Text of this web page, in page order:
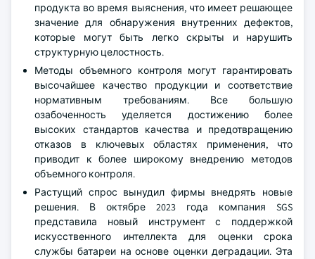
продукта во время выяснения, что имеет решающее
значение для обнаружения внутренних дефектов,
которые могут быть легко скрыты и нарушить
структурную целостность.
Методы объемного контроля могут гарантировать
высочайшее качество продукции и соответствие
нормативным требованиям. Все большую
озабоченность уделяется достижению более
высоких стандартов качества и предотвращению
отказов в ключевых областях применения, что
приводит к более широкому внедрению методов
объемного контроля.
Растущий спрос вынудил фирмы внедрять новые
решения. В октябре 2023 года компания SGS
представила новый инструмент с поддержкой
искусственного интеллекта для оценки срока
службы батареи на основе оценки деградации. Эта